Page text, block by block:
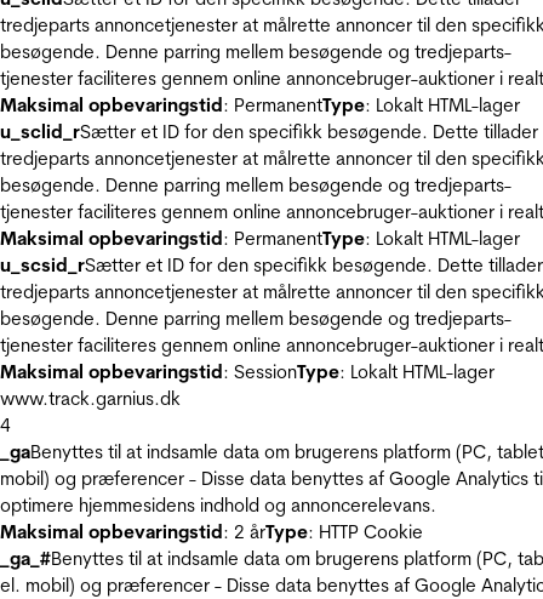
tredjeparts annoncetjenester at målrette annoncer til den
besøgende. Denne parring mellem besøgende og tredjeparts-
tjenester faciliteres gennem online annoncebruger-auktioner i
Maksimal opbevaringstid: PermanentType: Lokalt HTML-lager
u_sclid_rSætter et ID for den specifikk besøgende. Dette tillader
tredjeparts annoncetjenester at målrette annoncer til den
besøgende. Denne parring mellem besøgende og tredjeparts-
tjenester faciliteres gennem online annoncebruger-auktioner i
Maksimal opbevaringstid: PermanentType: Lokalt HTML-lager
u_scsid_rSætter et ID for den specifikk besøgende. Dette tillader
tredjeparts annoncetjenester at målrette annoncer til den
besøgende. Denne parring mellem besøgende og tredjeparts-
tjenester faciliteres gennem online annoncebruger-auktioner i
Maksimal opbevaringstid: SessionType: Lokalt HTML-lager
www.track.garnius.dk
4
_gaBenyttes til at indsamle data om brugerens platform (PC,
mobil) og præferencer - Disse data benyttes af Google Analytics
optimere hjemmesidens indhold og annoncerelevans.
Maksimal opbevaringstid: 2 årType: HTTP Cookie
_ga_#Benyttes til at indsamle data om brugerens platform (PC,
el. mobil) og præferencer - Disse data benyttes af Google